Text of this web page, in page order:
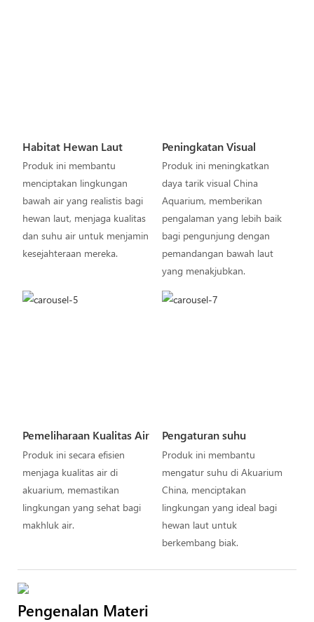
Habitat Hewan Laut
Produk ini membantu
menciptakan lingkungan
bawah air yang realistis bagi
hewan laut, menjaga kualitas
dan suhu air untuk menjamin
kesejahteraan mereka.
Peningkatan Visual
Produk ini meningkatkan
daya tarik visual China
Aquarium, memberikan
pengalaman yang lebih baik
bagi pengunjung dengan
pemandangan bawah laut
yang menakjubkan.
Pemeliharaan Kualitas Air
Produk ini secara efisien
menjaga kualitas air di
akuarium, memastikan
lingkungan yang sehat bagi
makhluk air.
Pengaturan suhu
Produk ini membantu
mengatur suhu di Akuarium
China, menciptakan
lingkungan yang ideal bagi
hewan laut untuk
berkembang biak.
Pengenalan Materi